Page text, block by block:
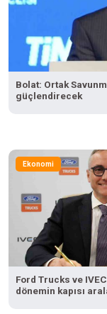
Bolat: Ortak
güçlendirecek
Ekonomi
Ford Trucks ve
dönemin kapısı